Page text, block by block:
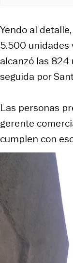
Yendo al detalle,
5.500 unidades
alcanzó las 824
seguida por
Las personas
gerente
cumplen con